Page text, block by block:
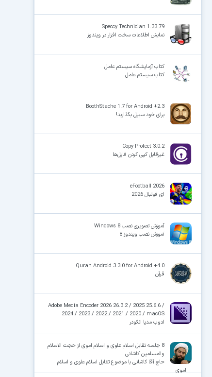
Speccy Technician 1.33.79
نمایش اطلاعات سخت افزار در ویندوز
کتاب آزمایشگاه سیستم عامل
کتاب سیستم عامل
BoothStache 1.7 for Android +2.3
برای خود سبیل بگذارید!
Copy Protect 3.0.2
غیرقابل کپی کردن فایل‌ها
eFootball 2026
ای فوتبال 2026
آموزش تصویری نصب Windows 8
آموزش نصب ویندوز 8
Quran Android 3.3.0 for Android +4.0
قرآن
Adobe Media Encoder 2026 26.3.2 / 2025 25.6.6 /
2024 / 2023 / 2022 / 2021 / 2020 / macOS
ادوب مدیا انکودر
8 جلسه تقابل اسلام علوی و اسلام اموی از حجت الاسلام
والمسلمین کاشانی
حاج آقا کاشانی با موضوع تقابل اسلام علوی و اسلام
اموی